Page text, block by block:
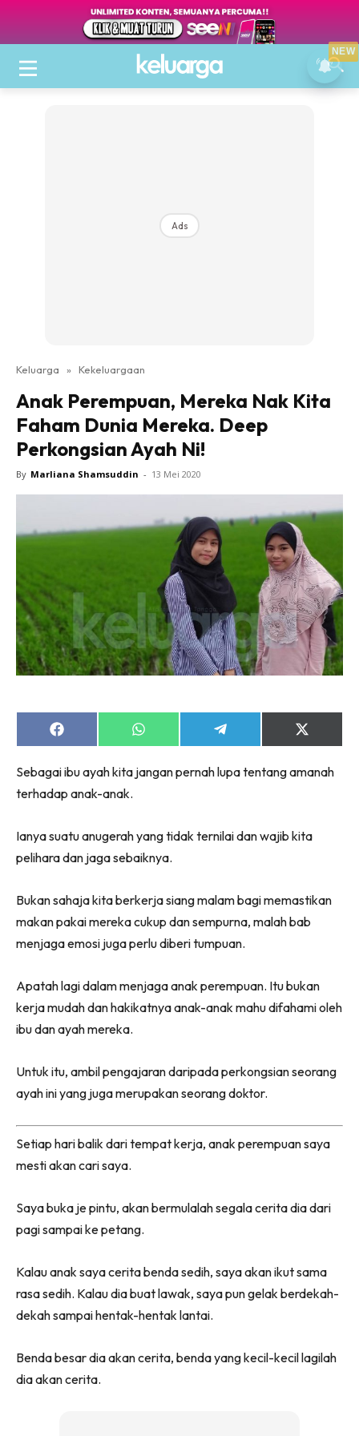
Ads
Keluarga » Kekeluargaan
Anak Perempuan, Mereka Nak Kita
Faham Dunia Mereka. Deep
Perkongsian Ayah Ni!
By Marliana Shamsuddin - 13 Mei 2020
Share
on
Share
on
Share
on
Share
on
(Twitter)
Sebagai ibu ayah kita jangan pernah lupa tentang amanah
terhadap anak-anak.
Ianya suatu anugerah yang tidak ternilai dan wajib kita
pelihara dan jaga sebaiknya.
Bukan sahaja kita berkerja siang malam bagi memastikan
makan pakai mereka cukup dan sempurna, malah bab
menjaga emosi juga perlu diberi tumpuan.
Apatah lagi dalam menjaga anak perempuan. Itu bukan
kerja mudah dan hakikatnya anak-anak mahu difahami oleh
ibu dan ayah mereka.
Untuk itu, ambil pengajaran daripada perkongsian seorang
ayah ini yang juga merupakan seorang doktor.
Setiap hari balik dari tempat kerja, anak perempuan saya
mesti akan cari saya.
Saya buka je pintu, akan bermulalah segala cerita dia dari
pagi sampai ke petang.
Kalau anak saya cerita benda sedih, saya akan ikut sama
rasa sedih. Kalau dia buat lawak, saya pun gelak berdekah-
dekah sampai hentak-hentak lantai.
Benda besar dia akan cerita, benda yang kecil-kecil lagilah
dia akan cerita.
NEW